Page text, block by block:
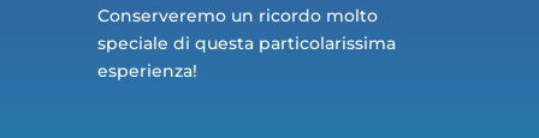
Conserveremo un ricordo molto
speciale di questa particolarissima
esperienza!